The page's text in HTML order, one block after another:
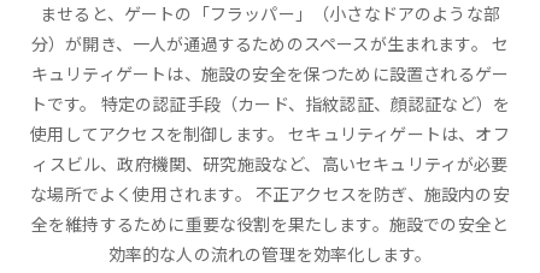
ませると、ゲートの「フラッパー」（小さなドアのような部
分）が開き、一人が通過するためのスペースが生まれます。 セ
キュリティゲートは、施設の安全を保つために設置されるゲー
トです。 特定の認証手段（カード、指紋認証、顔認証など）を
使用してアクセスを制御します。 セキュリティゲートは、オフ
ィスビル、政府機関、研究施設など、高いセキュリティが必要
な場所でよく使用されます。 不正アクセスを防ぎ、施設内の安
全を維持するために重要な役割を果たします。施設での安全と
効率的な人の流れの管理を効率化します。